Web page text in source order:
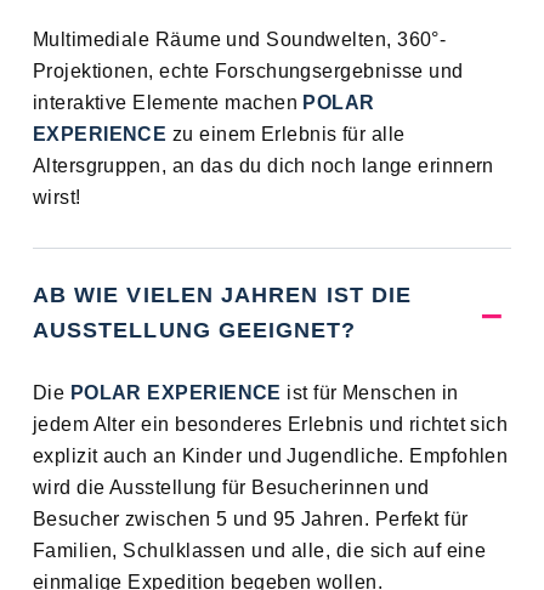
Multimediale Räume und Soundwelten, 360°-
Projektionen, echte Forschungsergebnisse und
interaktive Elemente machen POLAR
EXPERIENCE zu einem Erlebnis für alle
Altersgruppen, an das du dich noch lange erinnern
wirst!
AB WIE VIELEN JAHREN IST DIE
AUSSTELLUNG GEEIGNET?
Die POLAR EXPERIENCE ist für Menschen in
jedem Alter ein besonderes Erlebnis und richtet sich
explizit auch an Kinder und Jugendliche. Empfohlen
wird die Ausstellung für Besucherinnen und
Besucher zwischen 5 und 95 Jahren. Perfekt für
Familien, Schulklassen und alle, die sich auf eine
einmalige Expedition begeben wollen.